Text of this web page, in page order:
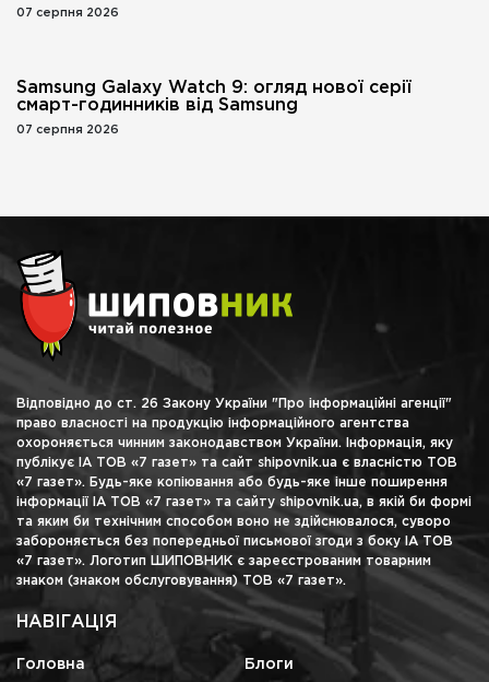
07 серпня 2026
Samsung Galaxy Watch 9: огляд нової серії
смарт-годинників від Samsung
07 серпня 2026
Відповідно до ст. 26 Закону України "Про інформаційні агенції"
право власності на продукцію інформаційного агентства
охороняється чинним законодавством України. Інформація, яку
публікує ІА ТОВ «7 газет» та сайт shipovnik.ua є власністю ТОВ
«7 газет». Будь-яке копіювання або будь-яке інше поширення
інформації ІА ТОВ «7 газет» та сайту shipovnik.ua, в якій би формі
та яким би технічним способом воно не здійснювалося, суворо
забороняється без попередньої письмової згоди з боку ІА ТОВ
«7 газет». Логотип ШИПОВНИК є зареєстрованим товарним
знаком (знаком обслуговування) ТОВ «7 газет».
НАВІГАЦІЯ
Головна Блоги